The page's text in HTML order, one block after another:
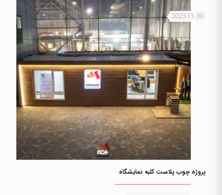
2023-11-30
پروژه چوب پلاست کلبه نمایشگاه